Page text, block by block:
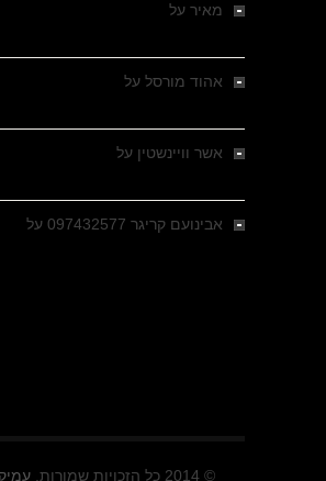
מאיר על
אהוד מורסל על
אשר וויינשטין על
אבינועם קריגר 097432577 על
© 2014 כל הזכויות שמורות.